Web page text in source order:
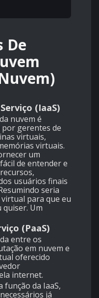
De
(IaaS)
nuvem é
gerentes de
virtuais,
virtuais.
um
de entender e
usuários finais
seria
para que eu
quiser. Um
(PaaS)
entre os
em nuvem e
oferecido
internet.
função da IaaS,
já